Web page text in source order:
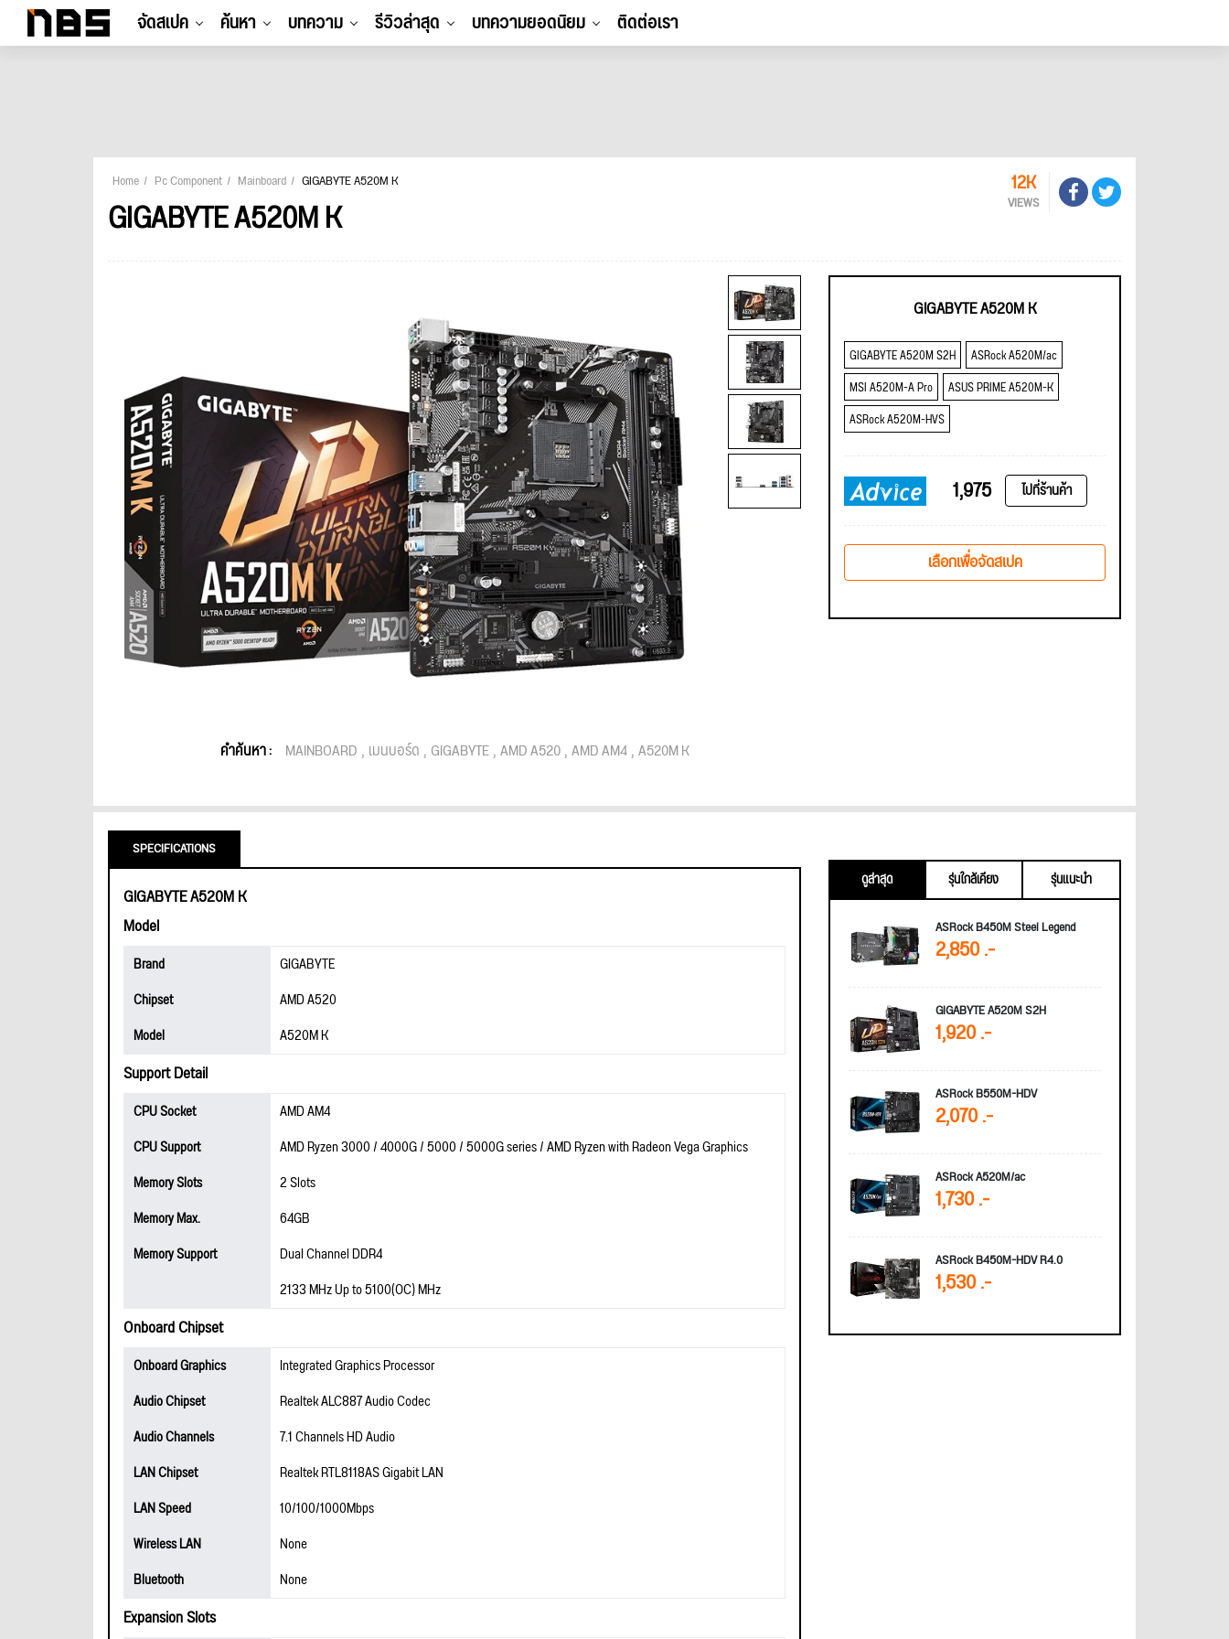
จัดสเปค ค้นหา บทความ รีวิวล่าสุด บทความยอดนิยม ติดต่อเรา
Home Pc Component Mainboard GIGABYTE A520M K
GIGABYTE A520M K
12K
VIEWS
คำค้นหา : MAINBOARD เมนบอร์ด GIGABYTE AMD A520 AMD AM4 A520M K
GIGABYTE A520M K
GIGABYTE A520M S2H
ASRock A520M/ac
MSI A520M-A Pro
ASUS PRIME A520M-K
ASRock A520M-HVS
1,975 ไปที่ร้านค้า
เลือกเพื่อจัดสเปค
SPECIFICATIONS
GIGABYTE A520M K
Model
Brand
GIGABYTE
Chipset
AMD A520
Model
A520M K
Support Detail
CPU Socket
AMD AM4
CPU Support
AMD Ryzen 3000 / 4000G / 5000 / 5000G series / AMD Ryzen with Radeon Vega Graphics
Memory Slots
2 Slots
Memory Max.
64GB
Memory Support
Dual Channel DDR4
2133 MHz Up to 5100(OC) MHz
Onboard Chipset
Onboard Graphics
Integrated Graphics Processor
Audio Chipset
Realtek ALC887 Audio Codec
Audio Channels
7.1 Channels HD Audio
LAN Chipset
Realtek RTL8118AS Gigabit LAN
LAN Speed
10/100/1000Mbps
Wireless LAN
None
Bluetooth
None
Expansion Slots
ดูล่าสุด รุ่นใกล้เคียง
รุ่นแนะนำ
ASRock B450M Steel Legend
2,850 .-
GIGABYTE A520M S2H
1,920 .-
ASRock B550M-HDV
2,070 .-
ASRock A520M/ac
1,730 .-
ASRock B450M-HDV R4.0
1,530 .-